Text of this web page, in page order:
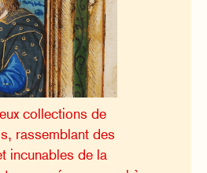
collections de
rassemblant des
incunables de la